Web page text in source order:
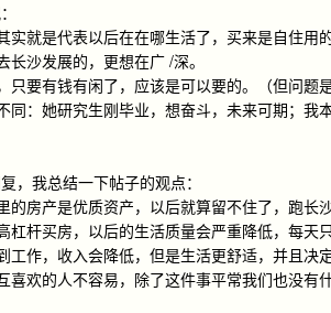
实就是代表以后在在哪生活了，买来是自住用的
长沙发展的，更想在广 /深。
只要有钱有闲了，应该是可以要的。（但问题
同：她研究生刚毕业，想奋斗，未来可期；我
，我总结一下帖子的观点：
的房产是优质资产，以后就算留不住了，跑长
杠杆买房，以后的生活质量会严重降低，每天
工作，收入会降低，但是生活更舒适，并且决
喜欢的人不容易，除了这件事平常我们也没有